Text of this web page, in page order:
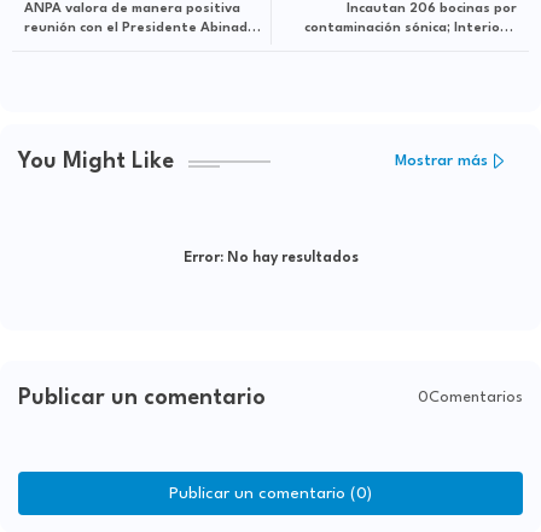
Incautan 206 bocinas por
contaminación sónica; Interior y
ANPA valora de manera positiva
reunión con el Presidente Abinader
You Might Like Mostrar más
Error:No hay resultados
Publicar un comentario 0Comentarios
Publicar un comentario (0)